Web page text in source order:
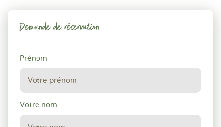
Demande de réservation
Demande
de
réservation
Prénom
Votre nom